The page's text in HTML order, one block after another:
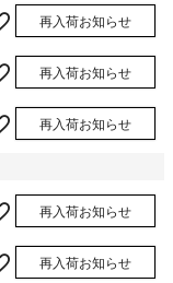
再入荷お知らせ
再入荷お知らせ
再入荷お知らせ
再入荷お知らせ
再入荷お知らせ